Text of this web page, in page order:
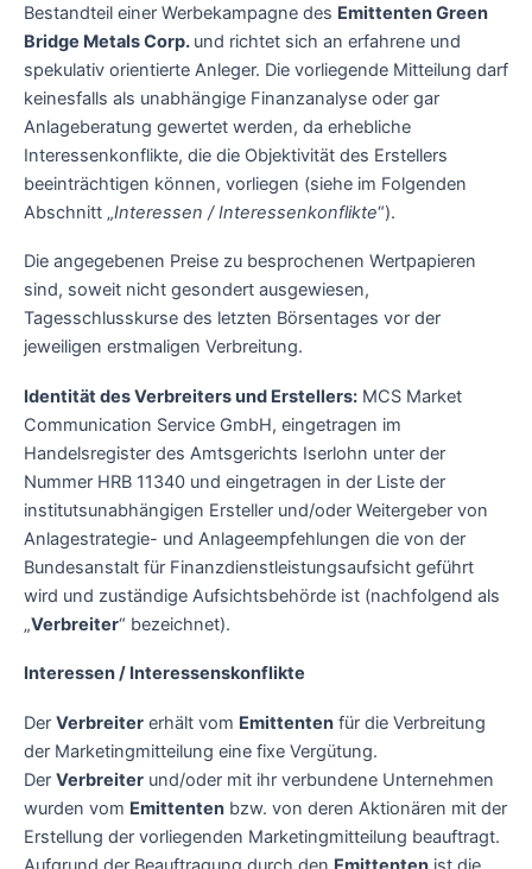
Bestandteil einer Werbekampagne des Emittenten Green
Bridge Metals Corp. und richtet sich an erfahrene und
spekulativ orientierte Anleger. Die vorliegende Mitteilung darf
keinesfalls als unabhängige Finanzanalyse oder gar
Anlageberatung gewertet werden, da erhebliche
Interessenkonflikte, die die Objektivität des Erstellers
beeinträchtigen können, vorliegen (siehe im Folgenden
Abschnitt „Interessen / Interessenkonflikte“).
Die angegebenen Preise zu besprochenen Wertpapieren
sind, soweit nicht gesondert ausgewiesen,
Tagesschlusskurse des letzten Börsentages vor der
jeweiligen erstmaligen Verbreitung.
Identität des Verbreiters und Erstellers: MCS Market
Communication Service GmbH, eingetragen im
Handelsregister des Amtsgerichts Iserlohn unter der
Nummer HRB 11340 und eingetragen in der Liste der
institutsunabhängigen Ersteller und/oder Weitergeber von
Anlagestrategie- und Anlageempfehlungen die von der
Bundesanstalt für Finanzdienstleistungsaufsicht geführt
wird und zuständige Aufsichtsbehörde ist (nachfolgend als
„Verbreiter“ bezeichnet).
Interessen / Interessenskonflikte
Der Verbreiter erhält vom Emittenten für die Verbreitung
der Marketingmitteilung eine fixe Vergütung.
Der Verbreiter und/oder mit ihr verbundene Unternehmen
wurden vom Emittenten bzw. von deren Aktionären mit der
Erstellung der vorliegenden Marketingmitteilung beauftragt.